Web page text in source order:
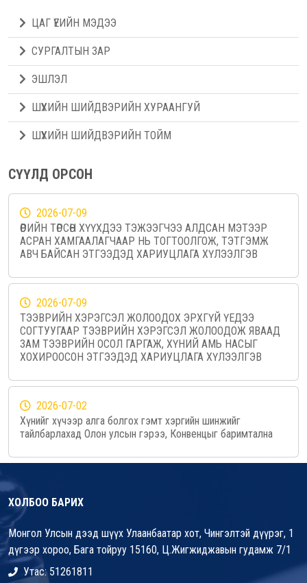
ЦАГ ҮЕИЙН МЭДЭЭ
СУРГАЛТЫН ЗАР
ЭШЛЭЛ
ШҮҮХИЙН ШИЙДВЭРИЙН ХУРААНГУЙ
ШҮҮХИЙН ШИЙДВЭРИЙН ТОЙМ
СҮҮЛД ОРСОН
2026-07-09
ӨӨРИЙН ТӨРСӨН ХҮҮХДЭЭ ТЭЖЭЭГЧЭЭ АЛДСАН МЭТЭЭР
АСРАН ХАМГААЛАГЧААР НЬ ТОГТООЛГОЖ, ТЭТГЭМЖ
АВЧ БАЙСАН ЭТГЭЭДЭД ХАРИУЦЛАГА ХҮЛЭЭЛГЭВ
2026-07-09
ТЭЭВРИЙН ХЭРЭГСЭЛ ЖОЛООДОХ ЭРХГҮЙ ҮЕДЭЭ
СОГТУУГААР ТЭЭВРИЙН ХЭРЭГСЭЛ ЖОЛООДОЖ ЯВААД
ЗАМ ТЭЭВРИЙН ОСОЛ ГАРГАЖ, ХҮНИЙ АМЬ НАСЫГ
ХОХИРООСОН ЭТГЭЭДЭД ХАРИУЦЛАГА ХҮЛЭЭЛГЭВ
2026-07-02
Хүнийг хүчээр алга болгох гэмт хэргийн шинжийг
тайлбарлахад Олон улсын гэрээ, Конвенцыг баримтална
ХОЛБОО БАРИХ
Монгол Улсын дээд шүүх Улаанбаатар хот, Чингэлтэй дүүрэг, 1
дүгээр хороо, Бага тойруу 15160, Ц.Жигжиджавын гудамж 7/1
Утас: 51261811